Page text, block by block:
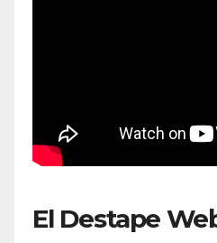
El Destape